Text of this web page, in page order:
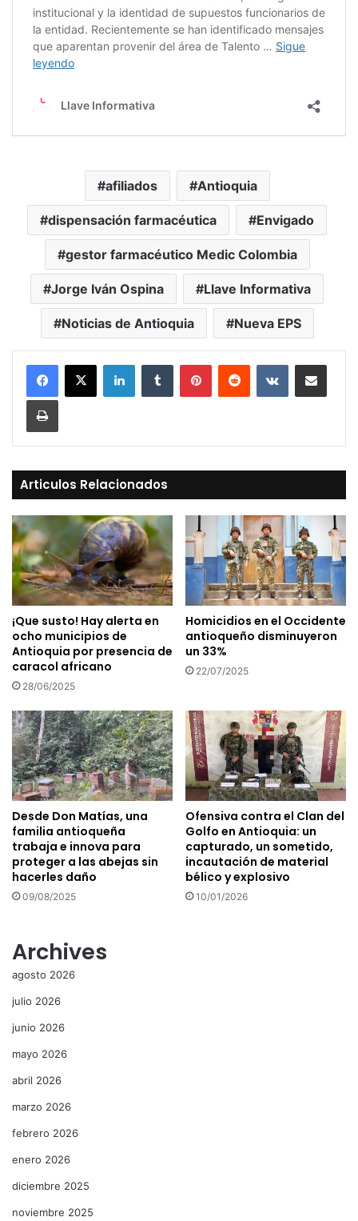
afiliados Antioquia
dispensación farmacéutica Envigado
gestor farmacéutico Medic Colombia
Jorge Iván Ospina Llave Informativa
Noticias de Antioquia Nueva EPS
LinkedInTumblr PinterestReddit VKontakteCompartir vía Mail
Print
Articulos Relacionados
¡Que susto! Hay alerta en
ocho municipios de
Antioquia por presencia de
caracol africano
28/06/2025
Homicidios en el Occidente
antioqueño disminuyeron
un 33%
22/07/2025
Desde Don Matías, una
familia antioqueña
trabaja e innova para
proteger a las abejas sin
hacerles daño
09/08/2025
Ofensiva contra el Clan del
Golfo en Antioquia: un
capturado, un sometido,
incautación de material
bélico y explosivo
10/01/2026
Archives
agosto 2026
julio 2026
junio 2026
mayo 2026
abril 2026
marzo 2026
febrero 2026
enero 2026
diciembre 2025
noviembre 2025